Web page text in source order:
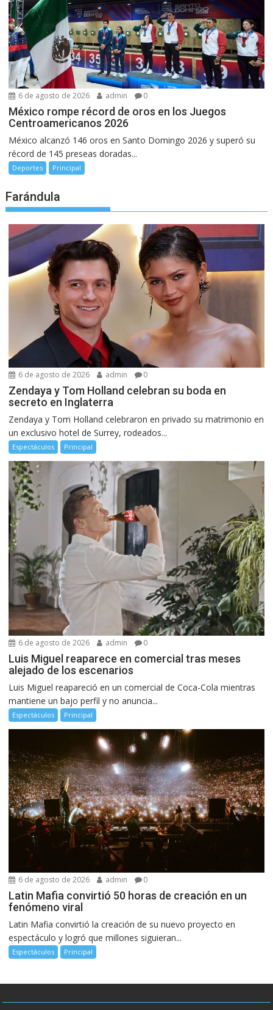
6 de agosto de 2026 admin 0
México rompe récord de oros en los Juegos
Centroamericanos 2026
México alcanzó 146 oros en Santo Domingo 2026 y superó su
récord de 145 preseas doradas...
Deportes Principal
Farándula
6 de agosto de 2026 admin 0
Zendaya y Tom Holland celebran su boda en
secreto en Inglaterra
Zendaya y Tom Holland celebraron en privado su matrimonio en
un exclusivo hotel de Surrey, rodeados...
Espectáculos Principal
6 de agosto de 2026 admin 0
Luis Miguel reaparece en comercial tras meses
alejado de los escenarios
Luis Miguel reapareció en un comercial de Coca-Cola mientras
mantiene un bajo perfil y no anuncia...
Espectáculos Principal
6 de agosto de 2026 admin 0
Latin Mafia convirtió 50 horas de creación en un
fenómeno viral
Latin Mafia convirtió la creación de su nuevo proyecto en
espectáculo y logró que millones siguieran...
Espectáculos Principal